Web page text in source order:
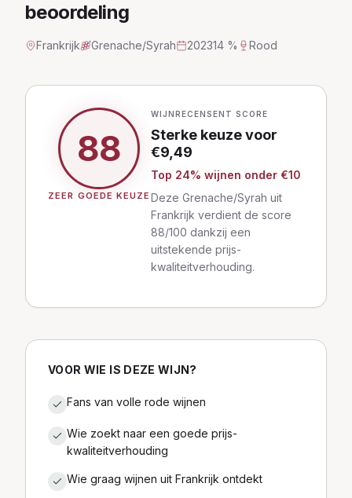
beoordeling
Frankrijk Grenache/Syrah 202314 % Rood
88
ZEER GOEDE KEUZE
WIJNRECENSENT SCORE
Sterke keuzevoor
€9,49
Top 24% wijnen onder €10
Deze Grenache/Syrah uit
Frankrijk verdient de score
88/100 dankzij een
uitstekende prijs-
kwaliteitverhouding.
VOOR WIE IS DEZE WIJN?
Fans van volle rode wijnen
Wie zoekt naar een goede prijs-
kwaliteitverhouding
Wie graag wijnen uit Frankrijk ontdekt